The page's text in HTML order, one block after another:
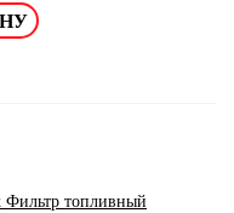
топливный